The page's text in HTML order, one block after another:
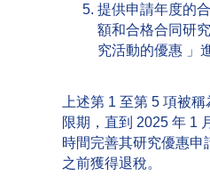
提供申請年度的
額和合格合同研
究活動的優惠 」
上述第 1 至第 5 項被
限期，直到 2025 年 1
時間完善其研究優惠
之前獲得退稅。